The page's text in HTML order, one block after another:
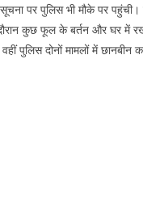
पर पुलिस भी मौके पर
कुछ फूल के बर्तन और घर में
पुलिस दोनों मामलों में छानबीन